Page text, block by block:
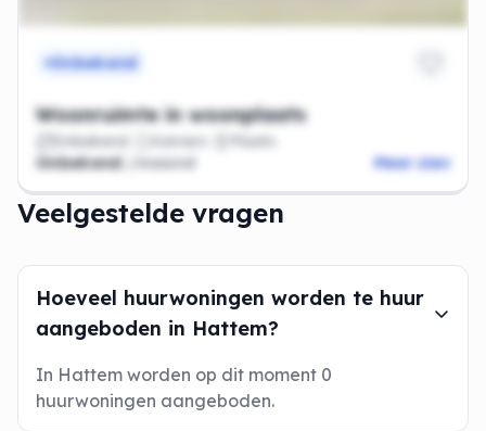
Onbekend
Woonruimte in woonplaats
Onbekend Kamers
Plaats
Onbekend
/maand Meer zien
Veelgestelde vragen
Hoeveel huurwoningen worden te huur
aangeboden in Hattem?
In Hattem worden op dit moment 0
huurwoningen aangeboden.